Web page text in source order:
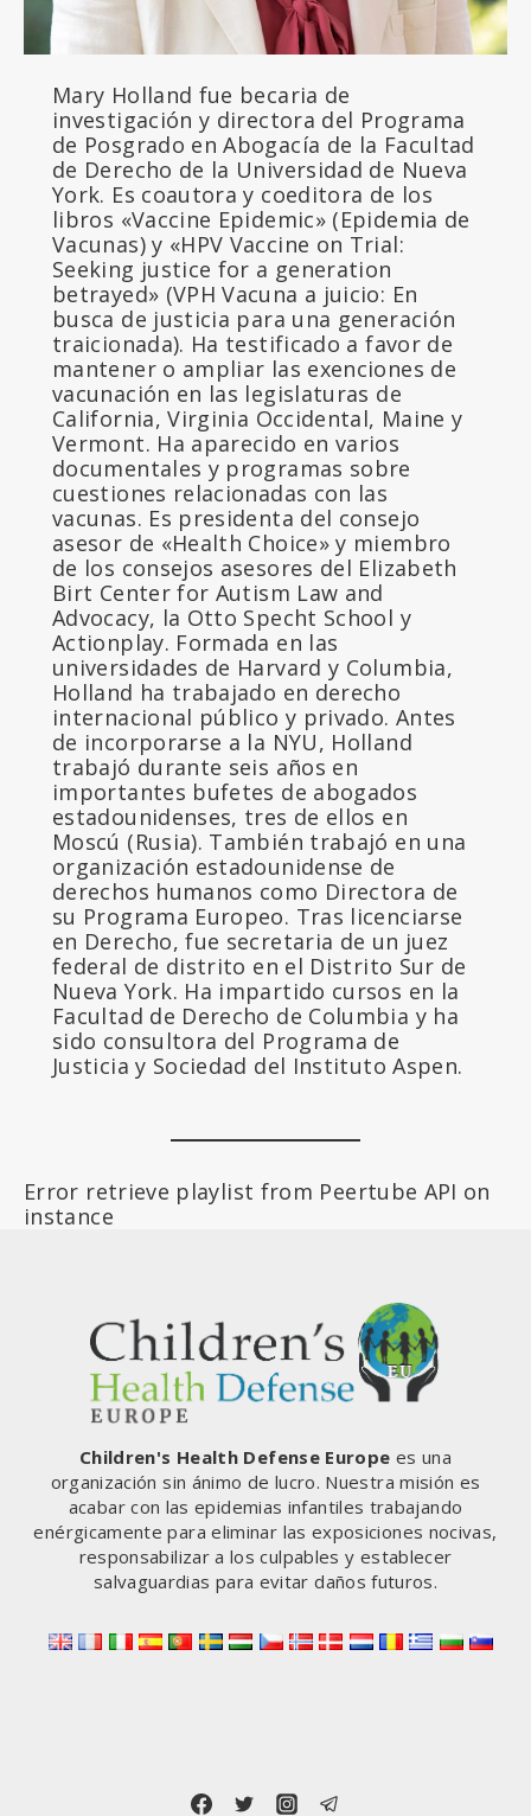
Mary Holland fue becaria de
investigación y directora del Programa
de Posgrado en Abogacía de la Facultad
de Derecho de la Universidad de Nueva
York. Es coautora y coeditora de los
libros «Vaccine Epidemic» (Epidemia de
Vacunas) y «HPV Vaccine on Trial:
Seeking justice for a generation
betrayed» (VPH Vacuna a juicio: En
busca de justicia para una generación
traicionada). Ha testificado a favor de
mantener o ampliar las exenciones de
vacunación en las legislaturas de
California, Virginia Occidental, Maine y
Vermont. Ha aparecido en varios
documentales y programas sobre
cuestiones relacionadas con las
vacunas. Es presidenta del consejo
asesor de «Health Choice» y miembro
de los consejos asesores del Elizabeth
Birt Center for Autism Law and
Advocacy, la Otto Specht School y
Actionplay. Formada en las
universidades de Harvard y Columbia,
Holland ha trabajado en derecho
internacional público y privado. Antes
de incorporarse a la NYU, Holland
trabajó durante seis años en
importantes bufetes de abogados
estadounidenses, tres de ellos en
Moscú (Rusia). También trabajó en una
organización estadounidense de
derechos humanos como Directora de
su Programa Europeo. Tras licenciarse
en Derecho, fue secretaria de un juez
federal de distrito en el Distrito Sur de
Nueva York. Ha impartido cursos en la
Facultad de Derecho de Columbia y ha
sido consultora del Programa de
Justicia y Sociedad del Instituto Aspen.
Error retrieve playlist from Peertube API on
instance
Children's Health Defense Europe es una
organización sin ánimo de lucro. Nuestra misión es
acabar con las epidemias infantiles trabajando
enérgicamente para eliminar las exposiciones nocivas,
responsabilizar a los culpables y establecer
salvaguardias para evitar daños futuros.